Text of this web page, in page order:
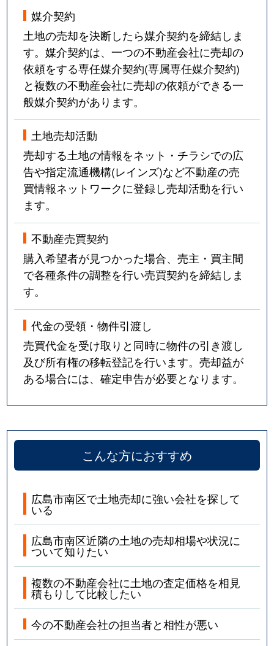
媒介契約
土地の売却を決断したら媒介契約を締結しま
す。媒介契約は、一つの不動産会社に売却の
依頼をする専任媒介契約(専属専任媒介契約)
と複数の不動産会社に売却の依頼ができる一
般媒介契約があります。
土地売却活動
売却する土地の情報をネット・チラシでの広
告や指定流通機構(レインズ)など不動産の売
買情報ネットワークに登録し売却活動を行い
ます。
不動産売買契約
購入希望者が見つかった場合、売主・買主間
で各種条件の調整を行い売買契約を締結しま
す。
代金の受領・物件引渡し
売買代金を受け取りと同時に物件の引き渡し
及び所有権の移転登記を行います。売却益が
ある場合には、確定申告が必要となります。
こんな方におすすめ
広島市南区で土地売却に強い会社を探して
いる
広島市南区近隣の土地の売却相場や状況に
ついて知りたい
複数の不動産会社に土地の査定価格を相見
積もりして比較したい
今の不動産会社の担当者と相性が悪い